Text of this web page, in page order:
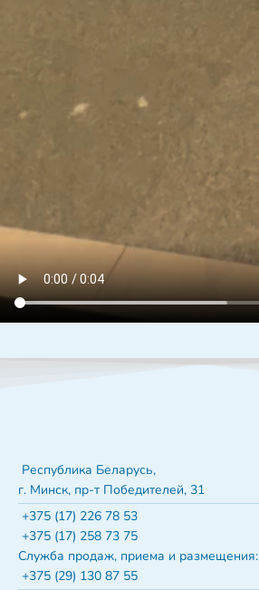
Республика Беларусь,
г. Минск, пр-т Победителей, 31
+375 (17) 226 78 53
+375 (17) 258 73 75
Служба продаж, приема и размещения:
+375 (29) 130 87 55